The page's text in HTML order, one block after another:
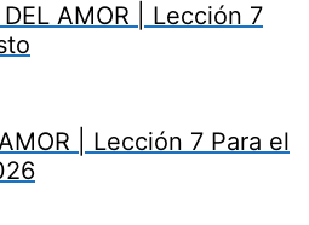
AMOR | Lección 7
| Lección 7 Para el